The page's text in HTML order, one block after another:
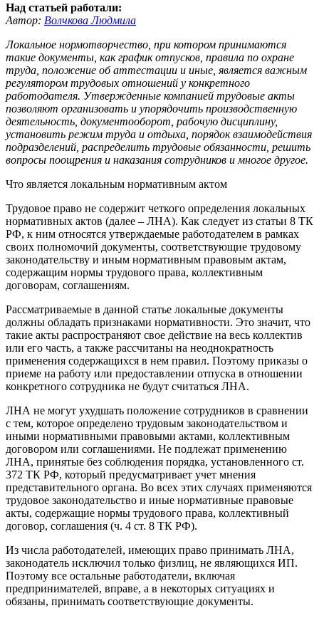
Над статьей работали:
Автор: Волчкова Людмила
Локальное нормотворчество, при котором принимаются
такие документы, как график отпусков, правила по охране
труда, положение об аттестации и иные, является важным
регулятором трудовых отношений у конкретного
работодателя. Утвержденные компанией трудовые акты
позволяют организовать и упорядочить производственную
деятельность, документооборот, рабочую дисциплину,
установить режим труда и отдыха, порядок взаимодействия
подразделений, распределить трудовые обязанности, решить
вопросы поощрения и наказания сотрудников и многое другое.
Что является локальным нормативным актом
Трудовое право не содержит четкого определения локальных
нормативных актов (далее – ЛНА). Как следует из статьи 8 ТК
РФ, к ним относятся утверждаемые работодателем в рамках
своих полномочий документы, соответствующие трудовому
законодательству и иным нормативным правовым актам,
содержащим нормы трудового права, коллективным
договорам, соглашениям.
Рассматриваемые в данной статье локальные документы
должны обладать признаками нормативности. Это значит, что
такие акты распространяют свое действие на весь коллектив
или его часть, а также рассчитаны на неоднократность
применения содержащихся в нем правил. Поэтому приказы о
приеме на работу или предоставлении отпуска в отношении
конкретного сотрудника не будут считаться ЛНА.
ЛНА не могут ухудшать положение сотрудников в сравнении
с тем, которое определено трудовым законодательством и
иными нормативными правовыми актами, коллективным
договором или соглашениями. Не подлежат применению
ЛНА, принятые без соблюдения порядка, установленного ст.
372 ТК РФ, который предусматривает учет мнения
представительного органа. Во всех этих случаях применяются
трудовое законодательство и иные нормативные правовые
акты, содержащие нормы трудового права, коллективный
договор, соглашения (ч. 4 ст. 8 ТК РФ).
Из числа работодателей, имеющих право принимать ЛНА,
законодатель исключил только физлиц, не являющихся ИП.
Поэтому все остальные работодатели, включая
предпринимателей, вправе, а в некоторых ситуациях и
обязаны, принимать соответствующие документы.